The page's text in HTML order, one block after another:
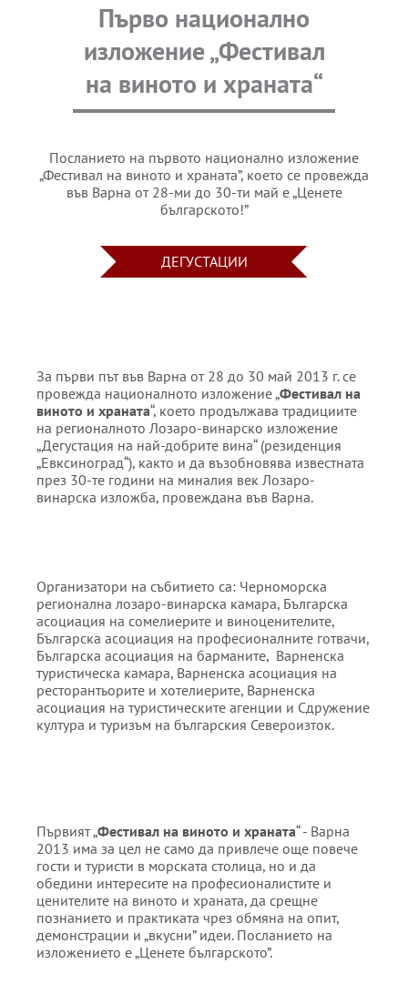
Първо национално
изложение „Фестивал
на виното и храната“
Посланието на първото национално изложение
„Фестивал на виното и храната”, което се провежда
във Варна от 28-ми до 30-ти май е „Ценете
българското!”
ДЕГУСТАЦИИ
За първи път във Варна от 28 до 30 май 2013 г. се
провежда националното изложение „Фестивал на
виното и храната“, което продължава традициите
на регионалното Лозаро-винарско изложение
„Дегустация на най-добрите вина“ (резиденция
„Евксиноград“), както и да възобновява известната
през 30-те години на миналия век Лозаро-
винарска изложба, провеждана във Варна.
Организатори на събитието са: Черноморска
регионална лозаро-винарска камара, Българска
асоциация на сомелиерите и виноценителите,
Българска асоциация на професионалните готвачи,
Българска асоциация на барманите, Варненска
туристическа камара, Варненска асоциация на
ресторантьорите и хотелиерите, Варненска
асоциация на туристическите агенции и Сдружение
култура и туризъм на българския Североизток.
Първият „Фестивал на виното и храната“ - Варна
2013 има за цел не само да привлече още повече
гости и туристи в морската столица, но и да
обедини интересите на професионалистите и
ценителите на виното и храната, да срещне
познанието и практиката чрез обмяна на опит,
демонстрации и „вкусни” идеи. Посланието на
изложението е „Ценете българското”.